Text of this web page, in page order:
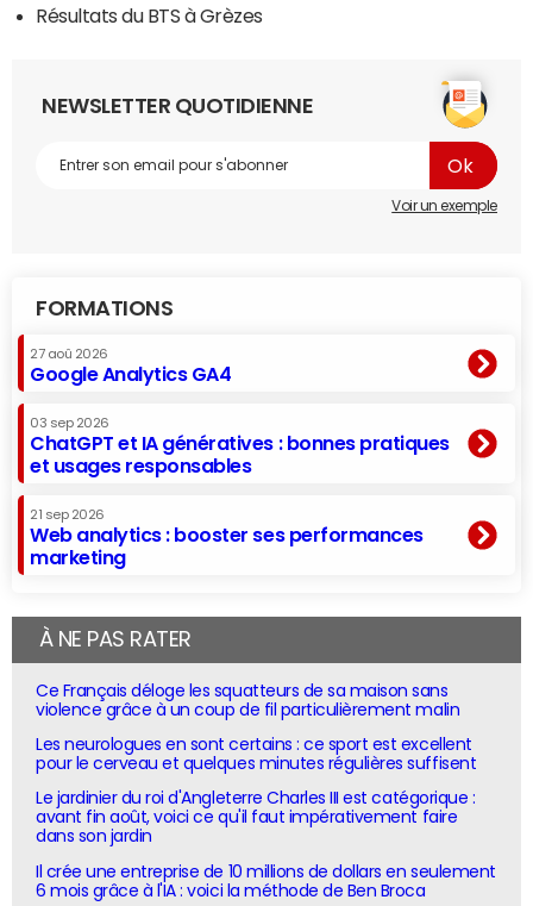
Résultats du BTS à Grèzes
NEWSLETTER QUOTIDIENNE
Voir un exemple
FORMATIONS
27 aoû 2026
Google Analytics GA4
03 sep 2026
ChatGPT et IA génératives : bonnes pratiques
et usages responsables
21 sep 2026
Web analytics : booster ses performances
marketing
À NE PAS RATER
Ce Français déloge les squatteurs de sa maison sans
violence grâce à un coup de fil particulièrement malin
Les neurologues en sont certains : ce sport est excellent
pour le cerveau et quelques minutes régulières suffisent
Le jardinier du roi d'Angleterre Charles III est catégorique :
avant fin août, voici ce qu'il faut impérativement faire
dans son jardin
Il crée une entreprise de 10 millions de dollars en seulement
6 mois grâce à l'IA : voici la méthode de Ben Broca